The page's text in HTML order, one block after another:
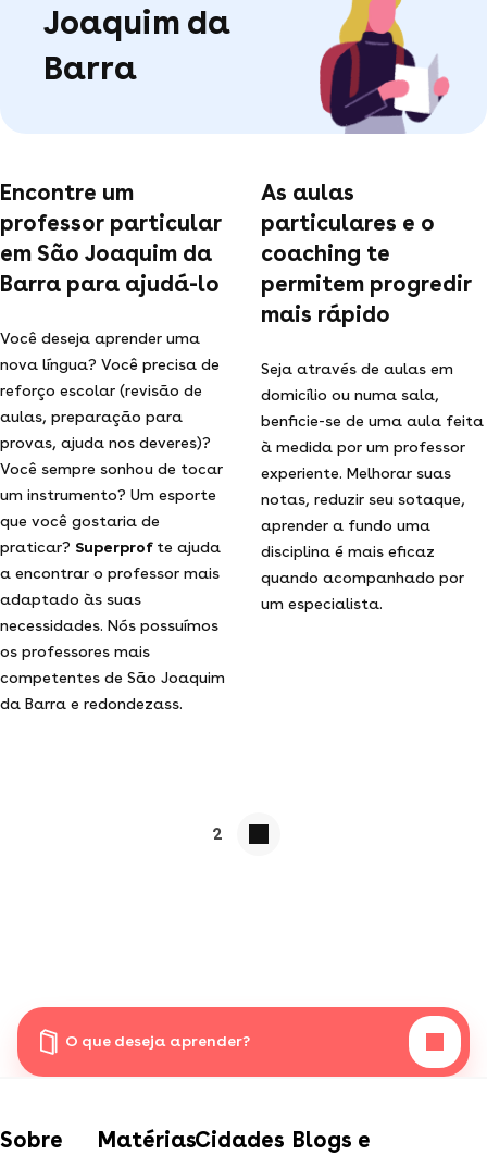
Joaquim da
Barra
Encontre um
professor particular
em São Joaquim da
Barra para ajudá-lo
Você deseja aprender uma
nova língua? Você precisa de
reforço escolar (revisão de
aulas, preparação para
provas, ajuda nos deveres)?
Você sempre sonhou de tocar
um instrumento? Um esporte
que você gostaria de
praticar? Superprof te ajuda
a encontrar o professor mais
adaptado às suas
necessidades. Nós possuímos
os professores mais
competentes de São Joaquim
da Barra e redondezass.
As aulas
particulares e o
coaching te
permitem progredir
mais rápido
Seja através de aulas em
domicílio ou numa sala,
benficie-se de uma aula feita
à medida por um professor
experiente. Melhorar suas
notas, reduzir seu sotaque,
aprender a fundo uma
disciplina é mais eficaz
quando acompanhado por
um especialista.
2
O que deseja aprender?
Sobre MatériasCidades Blogs e